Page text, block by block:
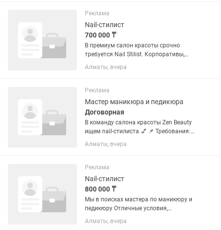
Реклама
Nail-стилист
700 000 ₸
В премиум салон красоты срочно
требуется Nail Stilist. Корпоративы,
дружный коллектив. Хороший поток
клиентов. Для удобства- метро
работы.
Алматы, вчера
Реклама
Мастер маникюра и педикюра
Договорная
В команду салона красоты Zen Beauty
ищем nail-стилиста 💅 📌 Требования:
Опыт работы от 2 лет Возраст: 19-30
комбинированный,...
Алматы, вчера
Реклама
Nail-стилист
800 000 ₸
Мы в поисках мастера по маникюру и
педикюру Отличные условия,
своевременная зарплата. Хороший
поток клиентов. Дружный коллектив,
Алматы, вчера